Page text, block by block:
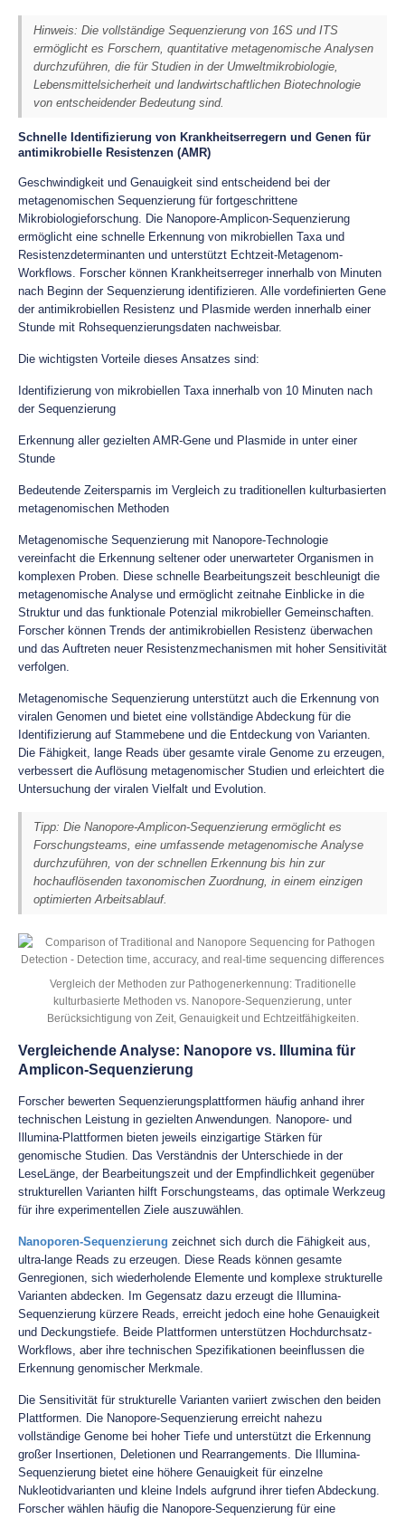
Hinweis: Die vollständige Sequenzierung von 16S und ITS
ermöglicht es Forschern, quantitative metagenomische Analysen
durchzuführen, die für Studien in der Umweltmikrobiologie,
Lebensmittelsicherheit und landwirtschaftlichen Biotechnologie
von entscheidender Bedeutung sind.
Schnelle Identifizierung von Krankheitserregern und Genen für
antimikrobielle Resistenzen (AMR)
Geschwindigkeit und Genauigkeit sind entscheidend bei der
metagenomischen Sequenzierung für fortgeschrittene
Mikrobiologieforschung. Die Nanopore-Amplicon-Sequenzierung
ermöglicht eine schnelle Erkennung von mikrobiellen Taxa und
Resistenzdeterminanten und unterstützt Echtzeit-Metagenom-
Workflows. Forscher können Krankheitserreger innerhalb von Minuten
nach Beginn der Sequenzierung identifizieren. Alle vordefinierten Gene
der antimikrobiellen Resistenz und Plasmide werden innerhalb einer
Stunde mit Rohsequenzierungsdaten nachweisbar.
Die wichtigsten Vorteile dieses Ansatzes sind:
Identifizierung von mikrobiellen Taxa innerhalb von 10 Minuten nach
der Sequenzierung
Erkennung aller gezielten AMR-Gene und Plasmide in unter einer
Stunde
Bedeutende Zeitersparnis im Vergleich zu traditionellen kulturbasierten
metagenomischen Methoden
Metagenomische Sequenzierung mit Nanopore-Technologie
vereinfacht die Erkennung seltener oder unerwarteter Organismen in
komplexen Proben. Diese schnelle Bearbeitungszeit beschleunigt die
metagenomische Analyse und ermöglicht zeitnahe Einblicke in die
Struktur und das funktionale Potenzial mikrobieller Gemeinschaften.
Forscher können Trends der antimikrobiellen Resistenz überwachen
und das Auftreten neuer Resistenzmechanismen mit hoher Sensitivität
verfolgen.
Metagenomische Sequenzierung unterstützt auch die Erkennung von
viralen Genomen und bietet eine vollständige Abdeckung für die
Identifizierung auf Stammebene und die Entdeckung von Varianten.
Die Fähigkeit, lange Reads über gesamte virale Genome zu erzeugen,
verbessert die Auflösung metagenomischer Studien und erleichtert die
Untersuchung der viralen Vielfalt und Evolution.
Tipp: Die Nanopore-Amplicon-Sequenzierung ermöglicht es
Forschungsteams, eine umfassende metagenomische Analyse
durchzuführen, von der schnellen Erkennung bis hin zur
hochauflösenden taxonomischen Zuordnung, in einem einzigen
optimierten Arbeitsablauf.
Vergleich der Methoden zur Pathogenerkennung: Traditionelle
kulturbasierte Methoden vs. Nanopore-Sequenzierung, unter
Berücksichtigung von Zeit, Genauigkeit und Echtzeitfähigkeiten.
Vergleichende Analyse: Nanopore vs. Illumina für
Amplicon-Sequenzierung
Forscher bewerten Sequenzierungsplattformen häufig anhand ihrer
technischen Leistung in gezielten Anwendungen. Nanopore- und
Illumina-Plattformen bieten jeweils einzigartige Stärken für
genomische Studien. Das Verständnis der Unterschiede in der
LeseLänge, der Bearbeitungszeit und der Empfindlichkeit gegenüber
strukturellen Varianten hilft Forschungsteams, das optimale Werkzeug
für ihre experimentellen Ziele auszuwählen.
Nanoporen-Sequenzierung zeichnet sich durch die Fähigkeit aus,
ultra-lange Reads zu erzeugen. Diese Reads können gesamte
Genregionen, sich wiederholende Elemente und komplexe strukturelle
Varianten abdecken. Im Gegensatz dazu erzeugt die Illumina-
Sequenzierung kürzere Reads, erreicht jedoch eine hohe Genauigkeit
und Deckungstiefe. Beide Plattformen unterstützen Hochdurchsatz-
Workflows, aber ihre technischen Spezifikationen beeinflussen die
Erkennung genomischer Merkmale.
Die Sensitivität für strukturelle Varianten variiert zwischen den beiden
Plattformen. Die Nanopore-Sequenzierung erreicht nahezu
vollständige Genome bei hoher Tiefe und unterstützt die Erkennung
großer Insertionen, Deletionen und Rearrangements. Die Illumina-
Sequenzierung bietet eine höhere Genauigkeit für einzelne
Nukleotidvarianten und kleine Indels aufgrund ihrer tiefen Abdeckung.
Forscher wählen häufig die Nanopore-Sequenzierung für eine